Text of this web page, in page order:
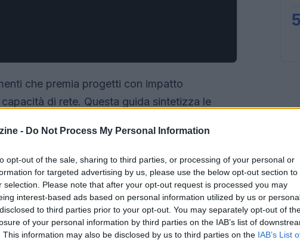
- Do Not Process My Personal Information
opt-out of the sale, sharing to third parties, or processing of your personal or
for targeted advertising by us, please use the below opt-out section to
selection. Please note that after your opt-out request is processed you may
interest-based ads based on personal information utilized by us or
to third parties prior to your opt-out. You may separately opt-out of
of your personal information by third parties on the IAB’s list of
This information may also be disclosed by us to third parties on the IAB’s List
che premia progetti con impatto
capacità di rete. Questa guida sintetizza le
su cui un consulente o un commercialista
pratica.
5